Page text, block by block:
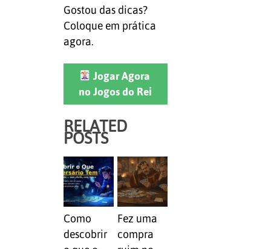
Gostou das dicas?
Coloque em prática
agora.
Jogar Agora
no Jogos do Rei
RELATED
POSTS
Como
descobrir
Fez uma
compra